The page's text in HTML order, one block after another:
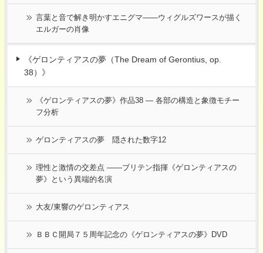
言葉と音で解き明かすエニグマ――ウィグルズワースが描く
エルガーの肖像
《ゲロンティアスの夢（The Dream of Gerontius, op.
38）》
《ゲロンティアスの夢》作品38 ― 各部の構造と象徴モチー
フ分析
ゲロンティアスの夢 隠された数字12
理性と激情の交差点 ――ブリテン指揮《ゲロンティアスの
夢》という異端的名演
大友/東響のゲロンティアス
ＢＢＣ開局７５周年記念の《ゲロンティアスの夢》DVD